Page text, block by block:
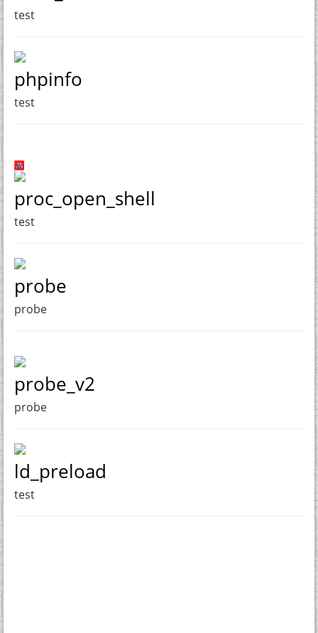
test
phpinfo
test
proc_open_shell
test
probe
probe
probe_v2
probe
ld_preload
test